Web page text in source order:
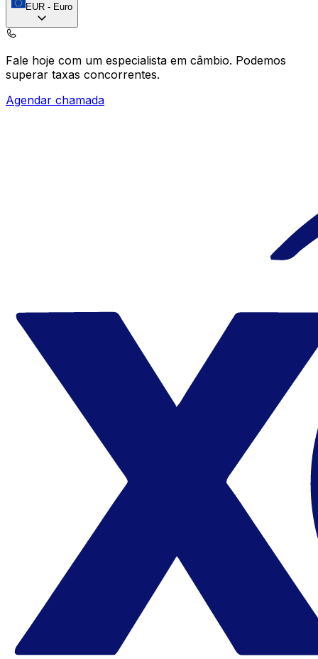
EUR - Euro
Fale hoje com um especialista em câmbio. Podemos
superar taxas concorrentes.
Agendar chamada